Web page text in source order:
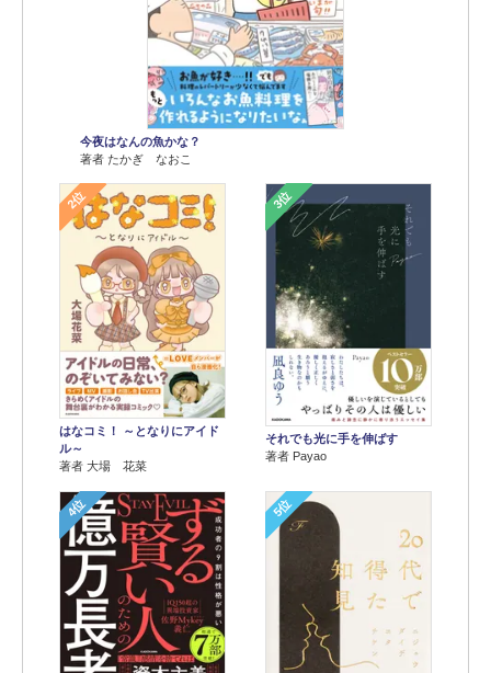
今夜はなんの魚かな？
著者 たかぎ なおこ
2位
はなコミ！ ～となりにアイド
ル～
著者 大場 花菜
3位
それでも光に手を伸ばす
著者 Payao
4位 5位